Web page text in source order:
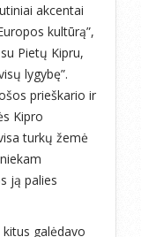
akcentai
kultūrą”,
Pietų Kipru,
lygybę”.
prieškario ir
Kipro
turkų žemė
ją palies
galėdavo